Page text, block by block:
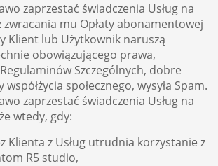
zaprzestać świadczenia Usług na
zwracania mu Opłaty abonamentowej
Klient lub Użytkownik naruszą
obowiązującego prawa,
Szczególnych, dobre
współżycia społecznego, wysyła Spam.
zaprzestać świadczenia Usług na
wtedy, gdy:
Klienta z Usług utrudnia korzystanie z
R5 studio,